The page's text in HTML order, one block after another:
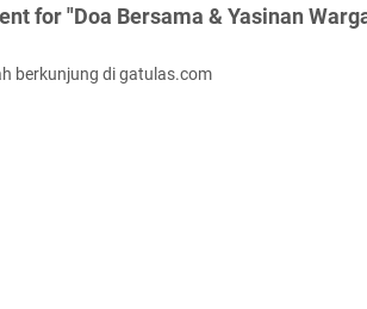
for "Doa Bersama & Yasinan
berkunjung di gatulas.com